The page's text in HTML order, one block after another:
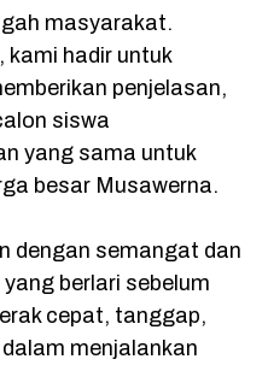
masyarakat.
kami hadir untuk
penjelasan,
siswa
yang sama untuk
besar Musawerna.
dengan semangat dan
berlari sebelum
cepat, tanggap,
menjalankan